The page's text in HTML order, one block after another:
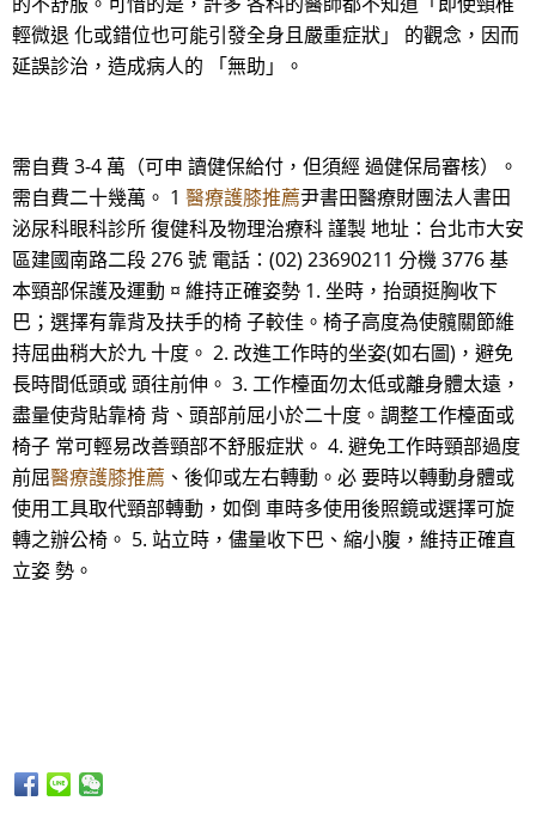
輕微退 化或錯位也可能引發全身且嚴重症狀」 的觀念，因而
延誤診治，造成病人的 「無助」。
需自費 3-4 萬（可申 讀健保給付，但須經 過健保局審核）。
需自費二十幾萬。 1 醫療護膝推薦尹書田醫療財團法人書田
泌尿科眼科診所 復健科及物理治療科 謹製 地址：台北市大安
區建國南路二段 276 號 電話：(02) 23690211 分機 3776 基
本頸部保護及運動 ¤ 維持正確姿勢 1. 坐時，抬頭挺胸收下
巴；選擇有靠背及扶手的椅 子較佳。椅子高度為使髖關節維
持屈曲稍大於九 十度。 2. 改進工作時的坐姿(如右圖)，避免
長時間低頭或 頭往前伸。 3. 工作檯面勿太低或離身體太遠，
盡量使背貼靠椅 背、頭部前屈小於二十度。調整工作檯面或
椅子 常可輕易改善頸部不舒服症狀。 4. 避免工作時頸部過度
前屈醫療護膝推薦 、後仰或左右轉動。必 要時以轉動身體或
使用工具取代頸部轉動，如倒 車時多使用後照鏡或選擇可旋
轉之辦公椅。 5. 站立時，儘量收下巴、縮小腹，維持正確直
立姿 勢。